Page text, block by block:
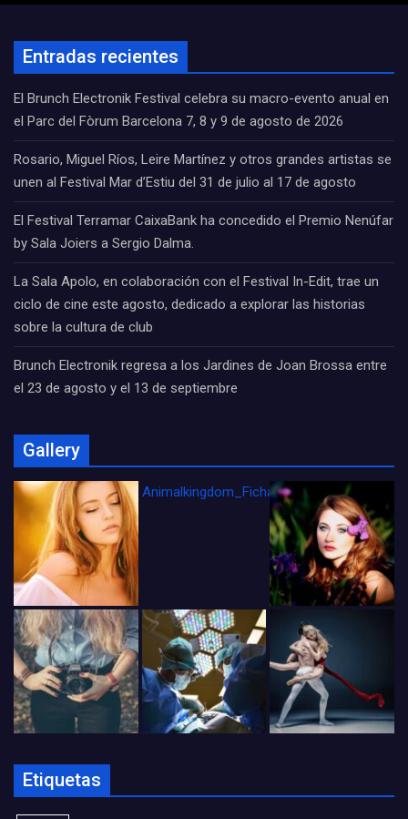
Entradas recientes
El Brunch Electronik Festival celebra su macro-evento anual en
el Parc del Fòrum Barcelona 7, 8 y 9 de agosto de 2026
Rosario, Miguel Ríos, Leire Martínez y otros grandes artistas se
unen al Festival Mar d’Estiu del 31 de julio al 17 de agosto
El Festival Terramar CaixaBank ha concedido el Premio Nenúfar
by Sala Joiers a Sergio Dalma.
La Sala Apolo, en colaboración con el Festival In-Edit, trae un
ciclo de cine este agosto, dedicado a explorar las historias
sobre la cultura de club
Brunch Electronik regresa a los Jardines de Joan Brossa entre
el 23 de agosto y el 13 de septiembre
Gallery
Animalkingdom_FichaCine
Etiquetas